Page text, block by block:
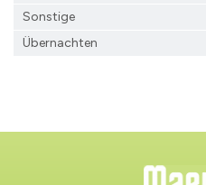
Sonstige
Übernachten